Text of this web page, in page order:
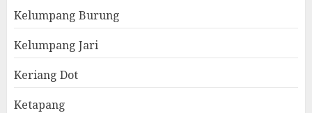
Kelumpang Burung
Kelumpang Jari
Keriang Dot
Ketapang